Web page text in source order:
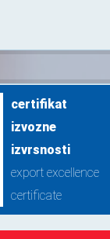
certifikat
izvozne
izvrsnosti
export excellence
certificate